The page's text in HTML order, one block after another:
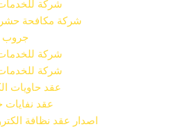
شركة
شركة مكافحة
جروب
شركة
شركة
عقد حاويات
عقد
اصدار عقد نظافة